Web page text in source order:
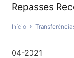
Repasses
Início
04-2021